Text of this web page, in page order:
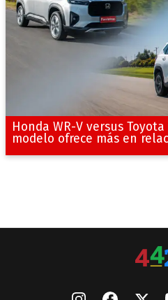
Honda WR-V versus Toyota
modelo ofrece más en